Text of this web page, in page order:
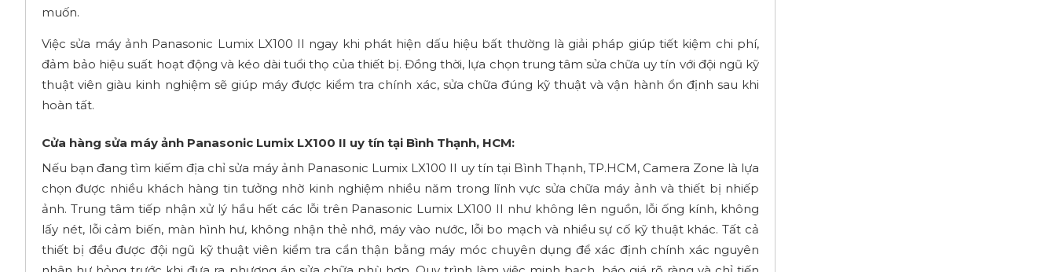
muốn.
Việc sửa máy ảnh Panasonic Lumix LX100 II ngay khi phát hiện dấu hiệu bất thường là giải pháp giúp tiết kiệm chi phí,
đảm bảo hiệu suất hoạt động và kéo dài tuổi thọ của thiết bị. Đồng thời, lựa chọn trung tâm sửa chữa uy tín với đội ngũ kỹ
thuật viên giàu kinh nghiệm sẽ giúp máy được kiểm tra chính xác, sửa chữa đúng kỹ thuật và vận hành ổn định sau khi
hoàn tất.
Cửa hàng sửa máy ảnh Panasonic Lumix LX100 II uy tín tại Bình Thạnh, HCM:
Nếu bạn đang tìm kiếm địa chỉ sửa máy ảnh Panasonic Lumix LX100 II uy tín tại Bình Thạnh, TP.HCM, Camera Zone là lựa
chọn được nhiều khách hàng tin tưởng nhờ kinh nghiệm nhiều năm trong lĩnh vực sửa chữa máy ảnh và thiết bị nhiếp
ảnh. Trung tâm tiếp nhận xử lý hầu hết các lỗi trên Panasonic Lumix LX100 II như không lên nguồn, lỗi ống kính, không
lấy nét, lỗi cảm biến, màn hình hư, không nhận thẻ nhớ, máy vào nước, lỗi bo mạch và nhiều sự cố kỹ thuật khác. Tất cả
thiết bị đều được đội ngũ kỹ thuật viên kiểm tra cẩn thận bằng máy móc chuyên dụng để xác định chính xác nguyên